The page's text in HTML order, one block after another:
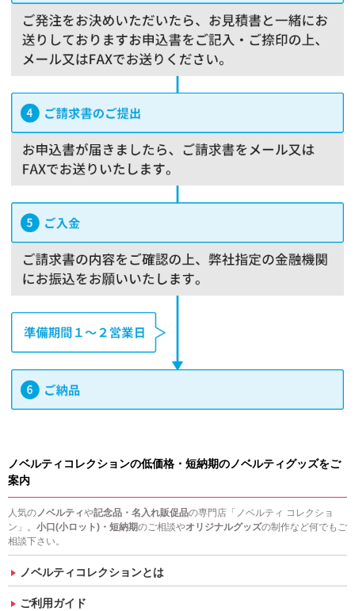
ノベルティコレクションの低価格・短納期のノベルティグッズをご
案内
人気のノベルティや記念品・名入れ販促品の専門店「ノベルティ コレクショ
ン」。 小口(小ロット)・短納期のご相談やオリジナルグッズの制作など何でもご
相談下さい。
ノベルティコレクションとは
ご利用ガイド